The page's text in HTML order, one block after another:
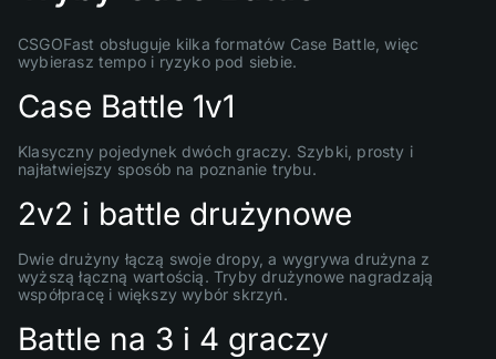
CSGOFast obsługuje kilka formatów Case Battle, więc
wybierasz tempo i ryzyko pod siebie.
Case Battle 1v1
Klasyczny pojedynek dwóch graczy. Szybki, prosty i
najłatwiejszy sposób na poznanie trybu.
2v2 i battle drużynowe
Dwie drużyny łączą swoje dropy, a wygrywa drużyna z
wyższą łączną wartością. Tryby drużynowe nagradzają
współpracę i większy wybór skrzyń.
Battle na 3 i 4 graczy